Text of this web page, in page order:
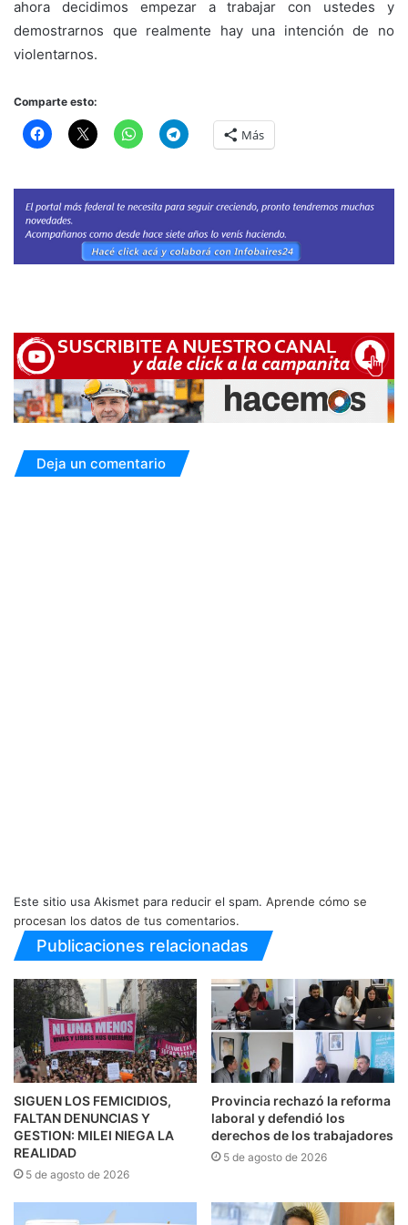
ahora decidimos empezar a trabajar con ustedes y
demostrarnos que realmente hay una intención de no
violentarnos.
Comparte esto:
Más
Deja un comentario
Este sitio usa Akismet para reducir el spam. Aprende cómo se
procesan los datos de tus comentarios.
Publicaciones relacionadas
SIGUEN LOS FEMICIDIOS,
FALTAN DENUNCIAS Y
GESTION: MILEI NIEGA LA
REALIDAD
5 de agosto de 2026
Provincia rechazó la reforma
laboral y defendió los
derechos de los trabajadores
5 de agosto de 2026